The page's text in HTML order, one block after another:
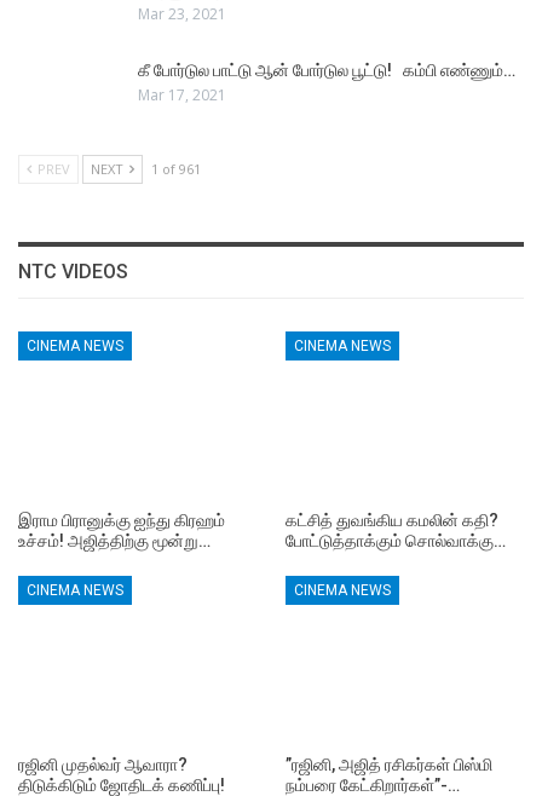
Mar 23, 2021
கீ போர்டுல பாட்டு ஆன் போர்டுல பூட்டு! கம்பி எண்ணும்…
Mar 17, 2021
PREV NEXT 1 of 961
NTC VIDEOS
CINEMA NEWS
இராம பிரானுக்கு ஐந்து கிரஹம்
உச்சம்! அஜித்திற்கு மூன்று…
CINEMA NEWS
கட்சித் துவங்கிய கமலின் கதி?
போட்டுத்தாக்கும் சொல்வாக்கு…
CINEMA NEWS
ரஜினி முதல்வர் ஆவாரா?
திடுக்கிடும் ஜோதிடக் கணிப்பு!
CINEMA NEWS
”ரஜினி, அஜித் ரசிகர்கள் பிஸ்மி
நம்பரை கேட்கிறார்கள்”-…